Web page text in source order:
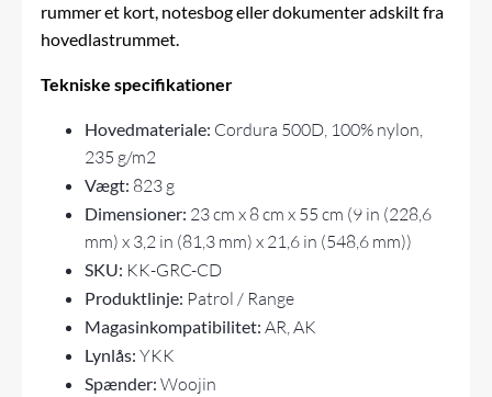
rummer et kort, notesbog eller dokumenter adskilt fra
hovedlastrummet.
Tekniske specifikationer
Hovedmateriale: Cordura 500D, 100% nylon,
235 g/m2
Vægt: 823 g
Dimensioner: 23 cm x 8 cm x 55 cm (9 in (228,6
mm) x 3,2 in (81,3 mm) x 21,6 in (548,6 mm))
SKU: KK-GRC-CD
Produktlinje: Patrol / Range
Magasinkompatibilitet: AR, AK
Lynlås: YKK
Spænder: Woojin